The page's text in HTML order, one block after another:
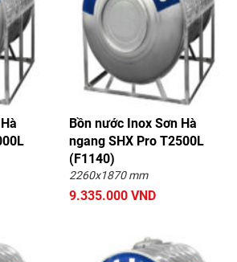
Bồn nước Inox Sơn Hà
ngang SHX Pro T2500L
(F1140)
2260x1870 mm
9.335.000 VND